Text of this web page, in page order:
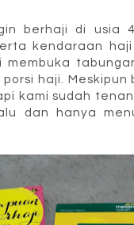
berhaji di usia
kendaraan
haji.
kami sudah
dan hanya